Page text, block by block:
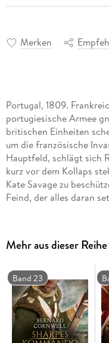
Merken
Portugal, 1809.
portugiesische Armee
britischen Einheiten
um die französische
Hauptfeld, schlägt sich
kurz vor dem Kollaps
Kate Savage zu
Feind, der alles daran
Mehr aus dieser Reihe
Band 23